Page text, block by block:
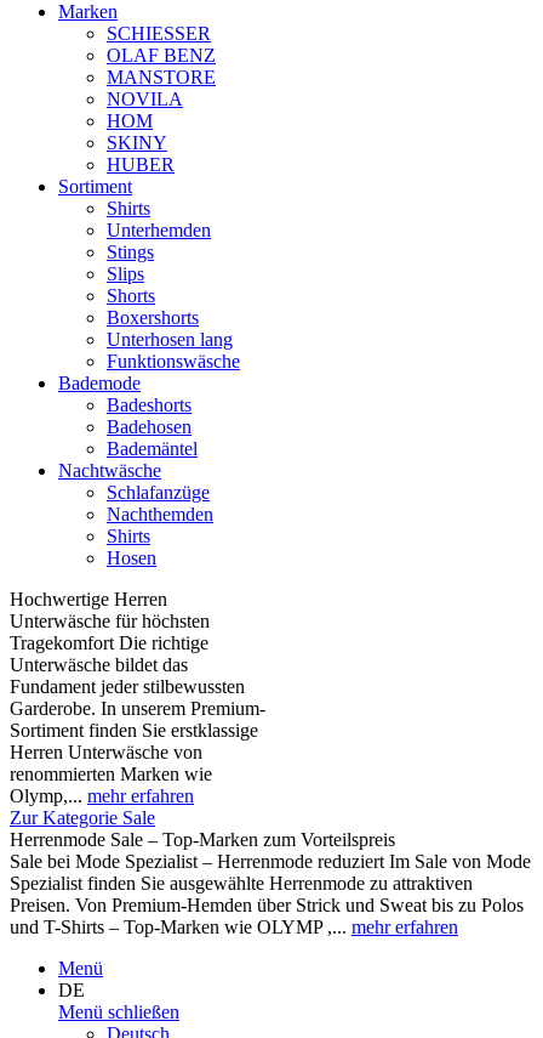
Marken
SCHIESSER
OLAF BENZ
MANSTORE
NOVILA
HOM
SKINY
HUBER
Sortiment
Shirts
Unterhemden
Stings
Slips
Shorts
Boxershorts
Unterhosen lang
Funktionswäsche
Bademode
Badeshorts
Badehosen
Bademäntel
Nachtwäsche
Schlafanzüge
Nachthemden
Shirts
Hosen
Hochwertige Herren
Unterwäsche für höchsten
Tragekomfort Die richtige
Unterwäsche bildet das
Fundament jeder stilbewussten
Garderobe. In unserem Premium-
Sortiment finden Sie erstklassige
Herren Unterwäsche von
renommierten Marken wie
Olymp,... mehr erfahren
Zur Kategorie Sale
Herrenmode Sale – Top-Marken zum Vorteilspreis
Sale bei Mode Spezialist – Herrenmode reduziert Im Sale von Mode
Spezialist finden Sie ausgewählte Herrenmode zu attraktiven
Preisen. Von Premium-Hemden über Strick und Sweat bis zu Polos
und T-Shirts – Top-Marken wie OLYMP ,... mehr erfahren
Menü
DE
Menü schließen
Deutsch